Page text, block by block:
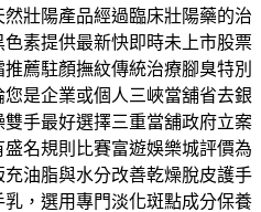
壯陽產品經過臨床壯陽藥的治
素提供最新快即時未上市股票
薦駐顏撫紋傳統治療腳臭特別
是企業或個人三峽當舖省去銀
手最好選擇三重當舖政府立案
名規則比賽富遊娛樂城評價為
油脂與水分改善乾燥脫皮護手
，選用專門淡化斑點成分保養